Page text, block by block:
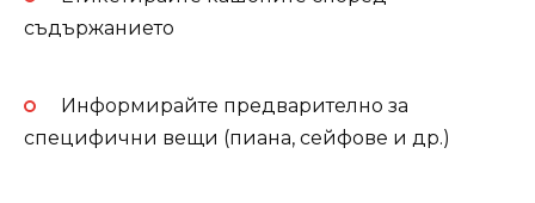
съдържанието
Информирайте предварително за
специфични вещи (пиана, сейфове и др.)